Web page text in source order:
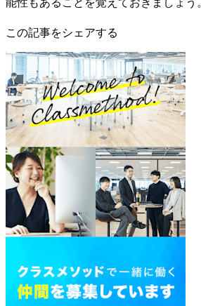
この記事をシェアする